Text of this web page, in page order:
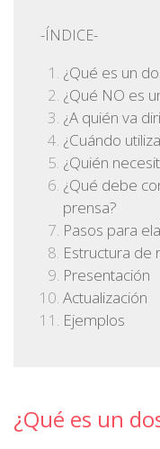
-ÍNDICE-
¿Qué es un
¿Qué NO es
¿A quién va
¿Cuándo
¿Quién
¿Qué debe
prensa?
Pasos para
Estructura de
Presentación
Actualización
Ejemplos
¿Qué es un